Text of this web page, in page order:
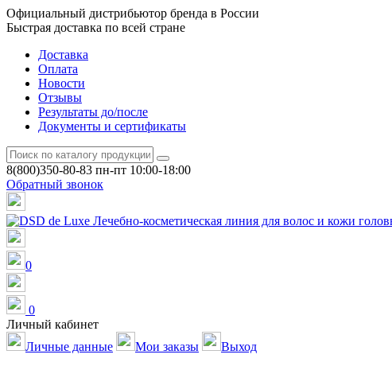
Официальный дистрибьютор бренда в России
Быстрая доставка по всей стране
Доставка
Оплата
Новости
Отзывы
Результаты до/после
Документы и сертификаты
8(800)350-80-83 пн-пт 10:00-18:00
Обратный звонок
0
0
Личный кабинет
Личные данные
Мои заказы
Выход